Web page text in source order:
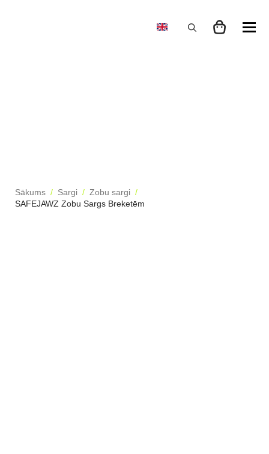
Sākums Sargi
Zobu sargi
SAFEJAWZ Zobu Sargs Breketēm